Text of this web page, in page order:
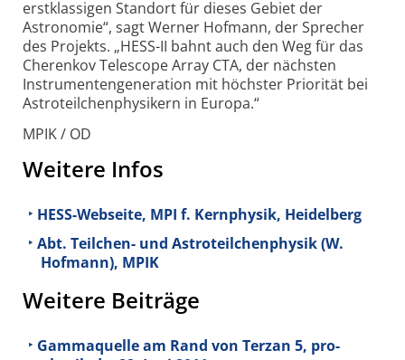
erstklassigen Standort für dieses Gebiet der
Astronomie“, sagt Werner Hofmann, der Sprecher
des Projekts. „HESS-II bahnt auch den Weg für das
Cherenkov Telescope Array CTA, der nächsten
Instrumentengeneration mit höchster Priorität bei
Astroteilchenphysikern in Europa.“
MPIK / OD
Weitere Infos
HESS-Webseite, MPI f. Kernphysik, Heidelberg
Abt. Teilchen- und Astroteilchenphysik (W.
Hofmann), MPIK
Weitere Beiträge
Gammaquelle am Rand von Terzan 5, pro-